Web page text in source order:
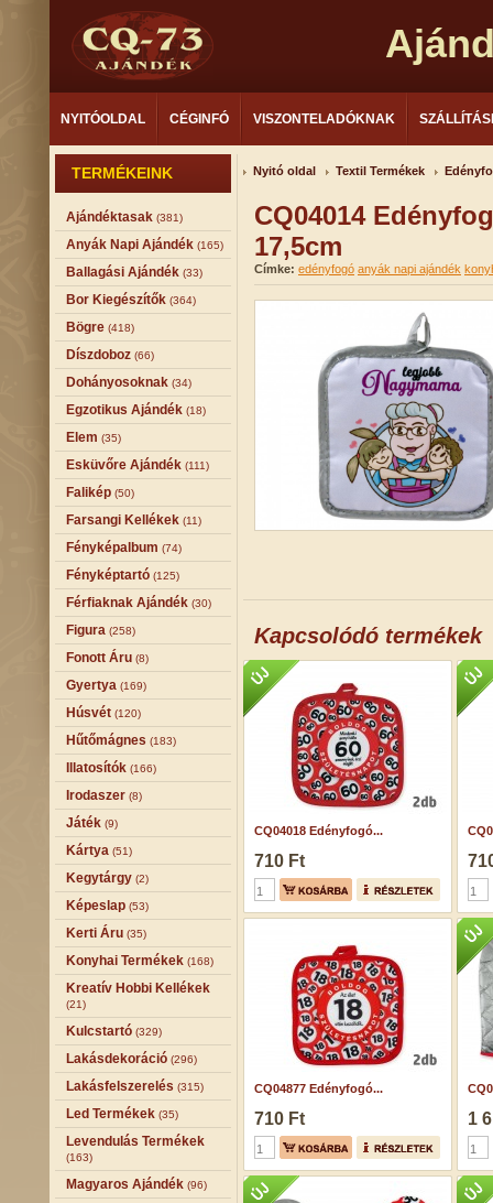
NYITÓOLDAL CÉGINFÓ VISZONTELADÓKNAK
TERMÉKEINK
Ajándéktasak (381)
Anyák Napi Ajándék (165)
Ballagási Ajándék (33)
Bor Kiegészítők (364)
Bögre (418)
Díszdoboz (66)
Dohányosoknak (34)
Egzotikus Ajándék (18)
Elem (35)
Esküvőre Ajándék (111)
Falikép (50)
Farsangi Kellékek (11)
Fényképalbum (74)
Fényképtartó (125)
Férfiaknak Ajándék (30)
Figura (258)
Fonott Áru (8)
Gyertya (169)
Húsvét (120)
Hűtőmágnes (183)
Illatosítók (166)
Irodaszer (8)
Játék (9)
Kártya (51)
Kegytárgy (2)
Képeslap (53)
Kerti Áru (35)
Konyhai Termékek (168)
Kreatív Hobbi Kellékek
(21)
Kulcstartó (329)
Lakásdekoráció (296)
Lakásfelszerelés (315)
Led Termékek (35)
Levendulás Termékek
(163)
Magyaros Ajándék (96)
Nyitó oldal Textil Termékek
CQ04014
17,5cm
Címke: edényfogó anyák napi ajándék
Kapcsolódó termékek
CQ04018 Edényfogó...
710 Ft
CQ04877 Edényfogó...
710 Ft 1